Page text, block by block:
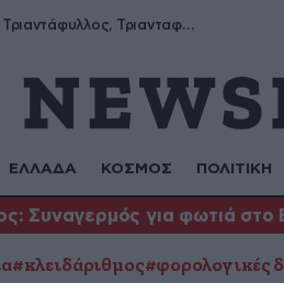
Μύρων, Τριαντάφυλλος, Τριανταφυλλιά, Φυλλιώ, Ρόζα
ΕΛΛΑΔΑ ΚΟΣΜΟΣ ΠΟΛΙΤΙΚΗ
Συναγερμός για φωτιά στο
#κλειδάριθμος#φορολογικές